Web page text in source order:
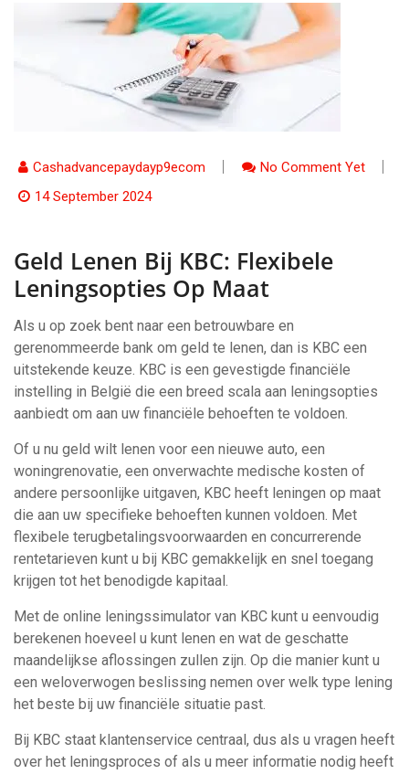
Cashadvancepaydayp9ecom
No Comment Yet
14 September 2024
Geld Lenen Bij KBC: Flexibele
Leningsopties Op Maat
Als u op zoek bent naar een betrouwbare en
gerenommeerde bank om geld te lenen, dan is KBC een
uitstekende keuze. KBC is een gevestigde financiële
instelling in België die een breed scala aan leningsopties
aanbiedt om aan uw financiële behoeften te voldoen.
Of u nu geld wilt lenen voor een nieuwe auto, een
woningrenovatie, een onverwachte medische kosten of
andere persoonlijke uitgaven, KBC heeft leningen op maat
die aan uw specifieke behoeften kunnen voldoen. Met
flexibele terugbetalingsvoorwaarden en concurrerende
rentetarieven kunt u bij KBC gemakkelijk en snel toegang
krijgen tot het benodigde kapitaal.
Met de online leningssimulator van KBC kunt u eenvoudig
berekenen hoeveel u kunt lenen en wat de geschatte
maandelijkse aflossingen zullen zijn. Op die manier kunt u
een weloverwogen beslissing nemen over welk type lening
het beste bij uw financiële situatie past.
Bij KBC staat klantenservice centraal, dus als u vragen heeft
over het leningsproces of als u meer informatie nodig heeft